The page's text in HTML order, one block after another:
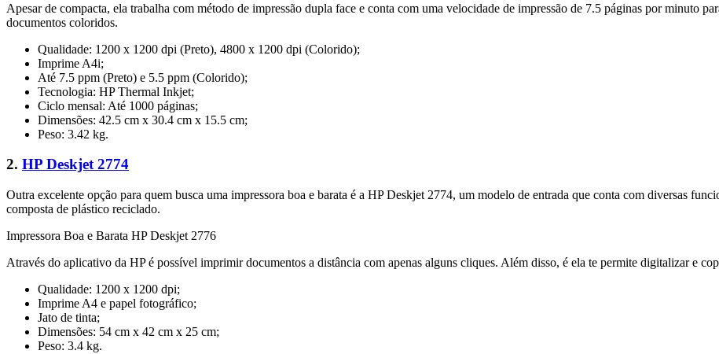
Apesar de compacta, ela trabalha com método de impressão dupla face e conta com uma velocidade de impressão de 7.5 páginas por minuto
documentos coloridos.
Qualidade: 1200 x 1200 dpi (Preto), 4800 x 1200 dpi (Colorido);
Imprime A4i;
Até 7.5 ppm (Preto) e 5.5 ppm (Colorido);
Tecnologia: HP Thermal Inkjet;
Ciclo mensal: Até 1000 páginas;
Dimensões: 42.5 cm x 30.4 cm x 15.5 cm;
Peso: 3.42 kg.
2. HP Deskjet 2774
Outra excelente opção para quem busca uma impressora boa e barata é a HP Deskjet 2774, um modelo de entrada que conta com diversas
composta de plástico reciclado.
Impressora Boa e Barata HP Deskjet 2776
Através do aplicativo da HP é possível imprimir documentos a distância com apenas alguns cliques. Além disso, é ela te permite digitalizar e
Qualidade: 1200 x 1200 dpi;
Imprime A4 e papel fotográfico;
Jato de tinta;
Dimensões: 54 cm x 42 cm x 25 cm;
Peso: 3.4 kg.